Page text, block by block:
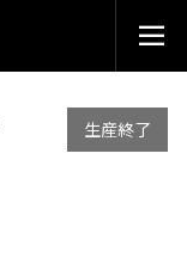
生産終了